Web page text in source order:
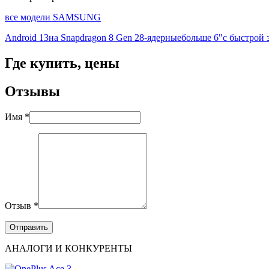
все модели SAMSUNG
Android 13на Snapdragon 8 Gen 28-ядерныебольше 6"с быстрой
Где купить, цены
Отзывы
Имя *
Отзыв *
АНАЛОГИ И КОНКУРЕНТЫ